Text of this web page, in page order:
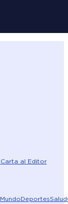
Carta al Editor
MundoDeportesSalud